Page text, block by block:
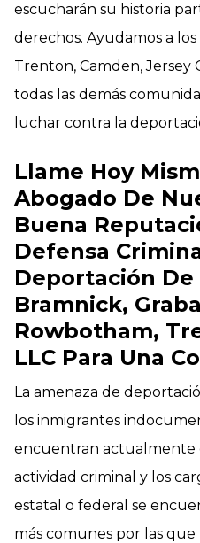
escucharán su historia
derechos. Ayudamos a
Trenton, Camden, Jersey
todas las demás
luchar contra la
Llame Hoy
Abogado De
Buena
Defensa
Deportación
Bramnick,
Rowbotham,
LLC Para Una
La amenaza de
los inmigrantes
encuentran actualmente
actividad criminal y los
estatal o federal se
más comunes por las